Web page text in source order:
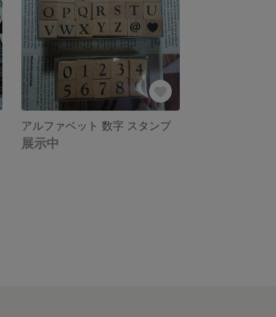
アルファベット 数字 スタンプ
展示中